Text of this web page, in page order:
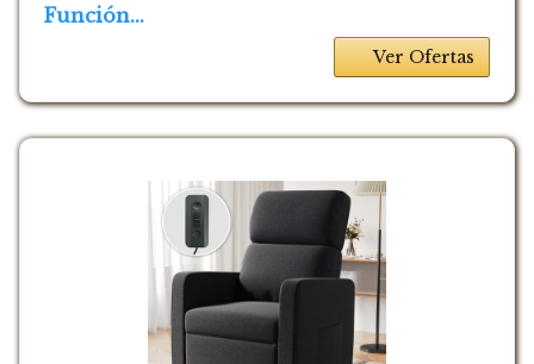
Función...
Ver Ofertas